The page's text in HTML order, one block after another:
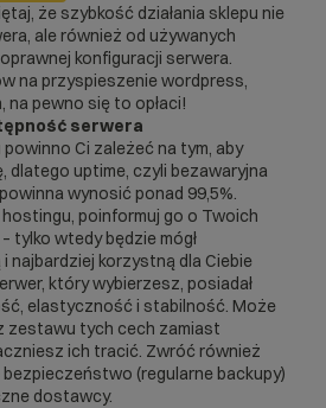
że szybkość działania sklepu nie
ale również od używanych
konfiguracji serwera.
na przyspieszenie wordpress,
pewno się to opłaci!
serwera
Ci zależeć na tym, aby
dlatego uptime, czyli bezawaryjna
wynosić ponad 99,5%.
poinformuj go o Twoich
tylko wtedy będzie mógł
najbardziej korzystną dla Ciebie
który wybierzesz, posiadał
elastyczność i stabilność. Może
zestawu tych cech zamiast
ich tracić. Zwróć również
bezpieczeństwo (regularne backupy)
dostawcy.